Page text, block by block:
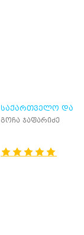
ᲡᲐᲥᲐᲠᲗᲕᲔᲚᲝ ᲓᲐ
ᲔᲒᲕᲘᲞᲢᲘᲡ ᲛᲐᲛᲚᲣᲥᲔᲑᲘ
გოჩა ჯაფარიძე